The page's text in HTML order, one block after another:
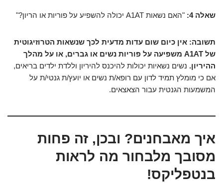
שאלה 4: "האם נשאות A1AT יכולה להשפיע על פוריות או הריון?"
תשובה: אין כיום שום עדות מדעית לכך שנשאות הטרוזיגוטית
של A1AT משפיעה על פוריות נשים או גברים, או על מהלך
ההיריון. נשים נשאיות יכולות להיכנס להיריון וללדת ילדים בריאים,
אם כי מומלץ תמיד לדון עם רופא/ת נשים או יועץ/ת גנטי/ת על
המשמעות הגנטית עבור הצאצאים.
איך מאבחנים? ובכן, זה פחות
מסובך מלבחור מה לראות
בנטפליקס!